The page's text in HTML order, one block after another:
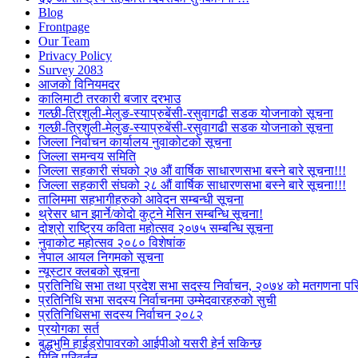
Blog
Frontpage
Our Team
Privacy Policy
Survey 2083
आजकाे विनियमदर
कालिमाटी तरकारी बजार दरभाउ
गल्छी-त्रिशुली-मेलुङ-स्याप्रुबेंसी-रसुवागढी सडक योजनाको सूचना
गल्छी-त्रिशुली-मेलुङ-स्याप्रुबेंसी-रसुवागढी सडक योजनाको सूचना
जिल्ला निर्वाचन कार्यालय नुवाकोटको सूचना
जिल्ला समन्वय समिति
जिल्ला सहकारी संघको २७ औं वार्षिक साधारणसभा बस्ने बारे सूचना!!!
जिल्ला सहकारी संघको २८ औं वार्षिक साधारणसभा बस्ने बारे सूचना!!!
तालिममा सहभागीहरुको आवेदन सम्बन्धी सूचना
थ्रेसर धान झार्ने/काेदाे कुट्ने मेसिन सम्बन्धि सूचना!
दोश्रो राष्ट्रिय कविता महोत्सव २०७५ सम्बन्धि सूचना
नुवाकोट महोत्सव २०८० विशेषांक
नेपाल आयल निगमको सूचना
न्यूस्टार क्लबको सूचना
प्रतिनिधि सभा तथा प्रदेश सभा सदस्य निर्वाचन, २०७४ को मतगणना
प्रतिनिधि सभा सदस्य निर्वाचनमा उम्मेदवारहरुको सुची
प्रतिनिधिसभा सदस्य निर्वाचन २०८२
प्रयोगका सर्त
बुद्धभुमि हाईड्रोपावरको आईपीओ यसरी हेर्न सकिन्छ